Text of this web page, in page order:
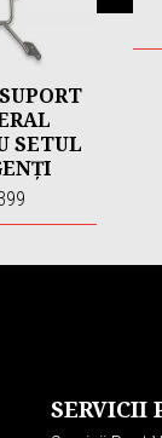
SETUL
DIN
SERVICII